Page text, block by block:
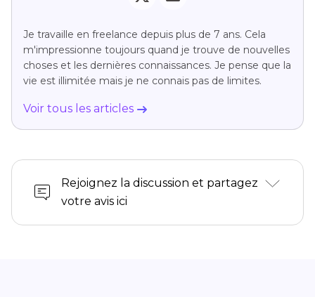
Je travaille en freelance depuis plus de 7 ans. Cela
m'impressionne toujours quand je trouve de nouvelles
choses et les dernières connaissances. Je pense que la
vie est illimitée mais je ne connais pas de limites.
Voir tous les articles
Rejoignez la discussion et partagez
votre avis ici